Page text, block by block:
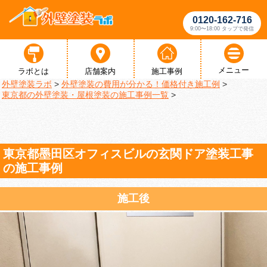
0120-162-716
9:00〜18:00 タップで発信
ラボとは 店舗案内 施工事例 メニュー
外壁塗装ラボ > 外壁塗装の費用が分かる！価格付き施工例 >
東京都の外壁塗装・屋根塗装の施工事例一覧 >
東京都墨田区オフィスビルの玄関ドア塗装工事
の施工事例
施工後